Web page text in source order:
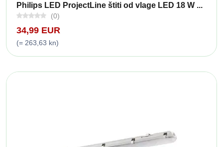
Philips LED ProjectLine štiti od vlage LED 18 W ...
(0)
34,99 EUR
(= 263,63 kn)